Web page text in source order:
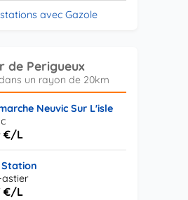
avec Gazole
de Perigueux
Neuvic Sur L'isle
€/L
Station
€/L